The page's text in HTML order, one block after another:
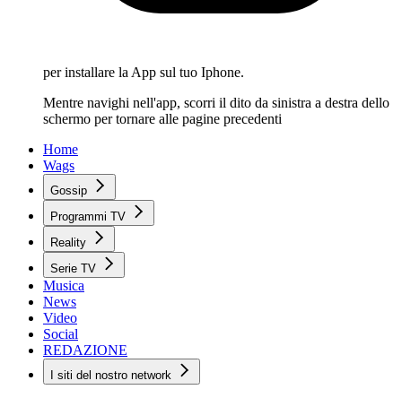
per installare la App sul tuo Iphone.
Mentre navighi nell'app, scorri il dito da sinistra a destra dello
schermo per tornare alle pagine precedenti
Home
Wags
Gossip
Programmi TV
Reality
Serie TV
Musica
News
Video
Social
REDAZIONE
I siti del nostro network